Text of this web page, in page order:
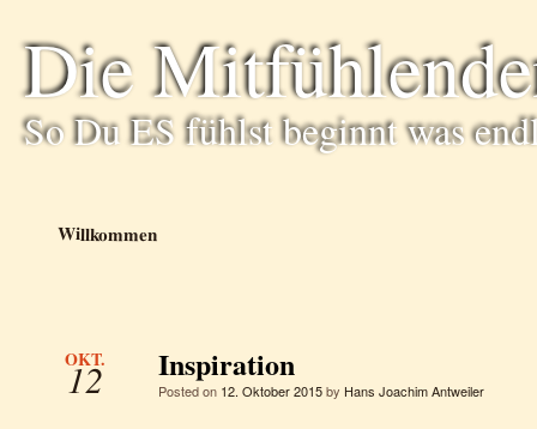
Die
So Du ES fühlst beginnt was
Willkommen
OKT.
12 Inspiration
Posted on 12. Oktober 2015by Hans Joachim Antweiler